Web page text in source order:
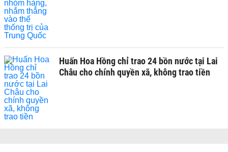
Huấn Hoa Hồng chỉ trao 24 bồn nước tại Lai
Châu cho chính quyền xã, không trao tiền